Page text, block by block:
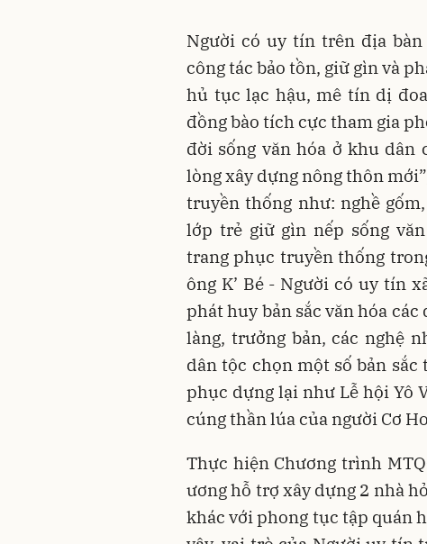
Người có uy tín trên địa
công tác bảo tồn, giữ gìn và
hủ tục lạc hậu, mê tín dị
đồng bào tích cực tham gia
đời sống văn hóa ở khu dân
lòng xây dựng nông thôn
truyền thống như: nghề
lớp trẻ giữ gìn nếp sống
trang phục truyền thống
ông K’ Bé - Người có uy tín
phát huy bản sắc văn hóa các
làng, trưởng bản, các nghệ
dân tộc chọn một số bản
phục dựng lại như Lễ hội Yô
cúng thần lúa của người Cơ
Thực hiện Chương trình
ương hỗ trợ xây dựng 2 nhà
khác với phong tục tập quán